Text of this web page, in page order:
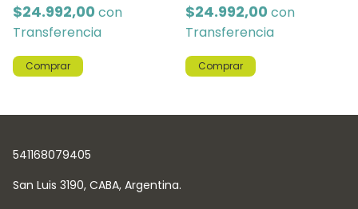
$24.992,00 con
Transferencia
Comprar
$24.992,00 con
Transferencia
Comprar
541168079405